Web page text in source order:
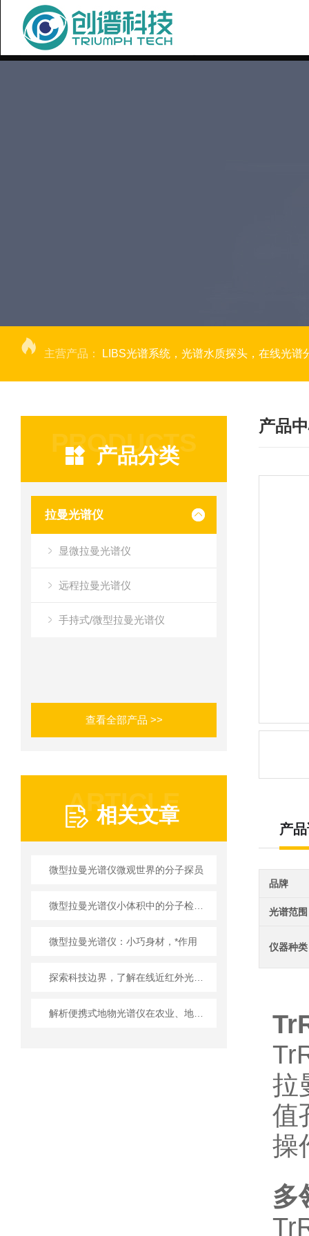
主营产品： LIBS光谱系统，光谱水质探头，在线光谱分析，高光谱相机，量子效
PRODUCTS
产品分类
拉曼光谱仪
显微拉曼光谱仪
远程拉曼光谱仪
手持式/微型拉曼光谱仪
查看全部产品 >>
ARTICLE
相关文章
微型拉曼光谱仪微观世界的分子探员
微型拉曼光谱仪：小巧身材，*作用
产品
产
品牌
光谱范围
仪器种类
拉
值
操
多
T